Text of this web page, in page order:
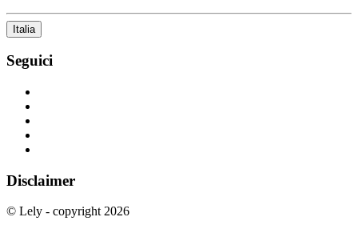
Italia
Seguici
Disclaimer
© Lely - copyright 2026